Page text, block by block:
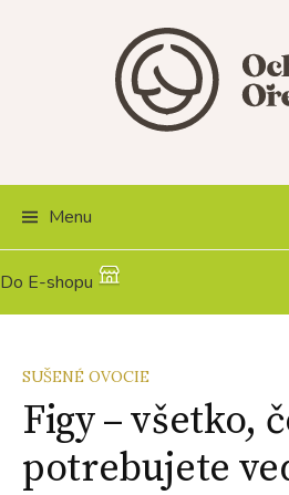
Menu
Do E-shopu
SUŠENÉ OVOCIE
Figy – všetko,
potrebujete